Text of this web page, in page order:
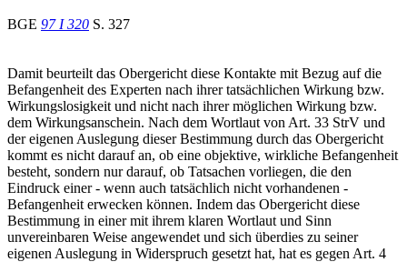
BGE 97 I 320 S. 327
Damit beurteilt das Obergericht diese Kontakte mit Bezug auf die
Befangenheit des Experten nach ihrer tatsächlichen Wirkung bzw.
Wirkungslosigkeit und nicht nach ihrer möglichen Wirkung bzw.
dem Wirkungsanschein. Nach dem Wortlaut von Art. 33 StrV und
der eigenen Auslegung dieser Bestimmung durch das Obergericht
kommt es nicht darauf an, ob eine objektive, wirkliche Befangenheit
besteht, sondern nur darauf, ob Tatsachen vorliegen, die den
Eindruck einer - wenn auch tatsächlich nicht vorhandenen -
Befangenheit erwecken können. Indem das Obergericht diese
Bestimmung in einer mit ihrem klaren Wortlaut und Sinn
unvereinbaren Weise angewendet und sich überdies zu seiner
eigenen Auslegung in Widerspruch gesetzt hat, hat es gegen Art. 4